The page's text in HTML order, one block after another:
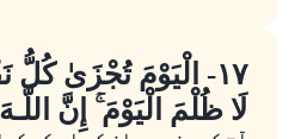
١٧- الْيَوْمَ تُجْزَىٰ
لَا ظُلْمَ الْيَوْمَ ۚ إِنَّ